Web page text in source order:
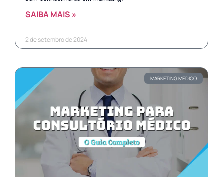
SAIBA MAIS »
2 de setembro de 2024
MARKETING MÉDICO